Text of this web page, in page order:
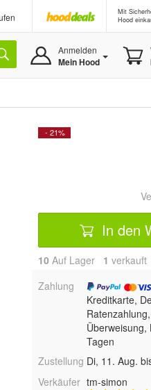
Mit
Hood
Anmelden
Mein Hood
- 21%
In den
10 Auf Lager 1 verkauft
Zahlung
Kreditkarte,
Überweisung,
Tagen
Zustellung Di, 11. Aug.
Verkäufer tm-simon